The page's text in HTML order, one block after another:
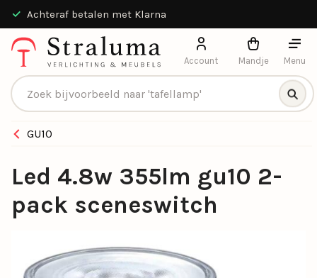
Achteraf betalen met Klarna
Producten zoeken
Account Mandje Menu
GU10
Led 4.8w 355lm gu10 2-
pack sceneswitch